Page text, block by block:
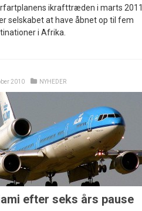
ikrafttræden i marts 2011
selskabet at have åbnet op til fem
i Afrika.
2010 NYHEDER
efter seks års pause